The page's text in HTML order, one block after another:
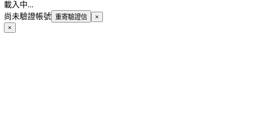
載入中...
尚未驗證帳號 重寄驗證信
×
×